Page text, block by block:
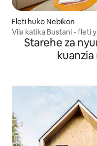
Fleti huko Nebikon
Vila katika Bustani - fleti
Starehe za